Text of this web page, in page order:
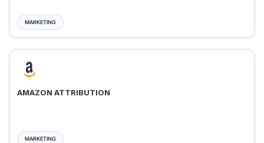
MARKETING
AMAZON ATTRIBUTION
MARKETING